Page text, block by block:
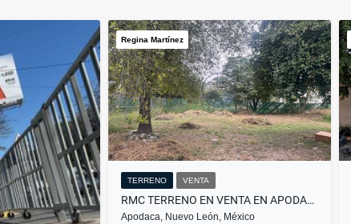
Regina Martínez
TERRENO VENTA
RMC TERRENO EN VENTA EN APODACA CENTRO EN APODACA NUEVO LEON
Apodaca, Nuevo León, México